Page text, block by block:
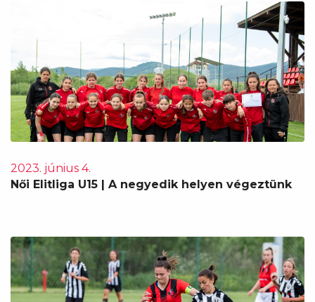
2023. június 4.
Női Elitliga U15 | A negyedik helyen végeztünk